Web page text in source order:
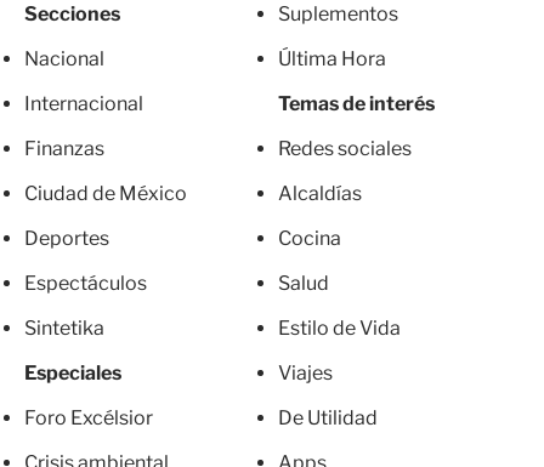
Secciones
Nacional
Internacional
Finanzas
Ciudad de México
Deportes
Espectáculos
Sintetika
Especiales
Foro Excélsior
Suplementos
Última Hora
Temas de interés
Redes sociales
Alcaldías
Cocina
Salud
Estilo de Vida
Viajes
De Utilidad